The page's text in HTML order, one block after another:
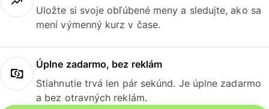
Uložte si svoje obľúbené meny a sledujte, ako sa
mení výmenný kurz v čase.
Úplne zadarmo, bez reklám
Stiahnutie trvá len pár sekúnd. Je úplne zadarmo
a bez otravných reklám.